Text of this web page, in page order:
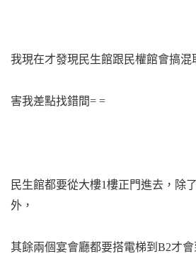
我現在才發現民生館跟民權館會搞混
害我差點找錯間= =
民生館都要從大樓1樓正門進去，除
外，
其餘兩個宴會廳都要搭電梯到B2才